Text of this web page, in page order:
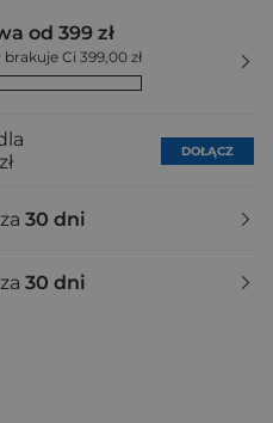
od 399 zł
Ci 399,00 zł
DOŁĄCZ
30 dni
30 dni